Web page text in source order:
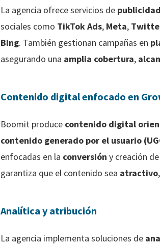
La agencia ofrece servicios de
sociales como TikTok Ads, Meta,
Bing. También gestionan campañas en
asegurando una amplia cobertura,
Contenido digital enfocado en
Boomit produce contenido digital
contenido generado por el usuario
enfocadas en la conversión y creación de
garantiza que el contenido sea atractivo,
Analítica y atribución
La agencia implementa soluciones de